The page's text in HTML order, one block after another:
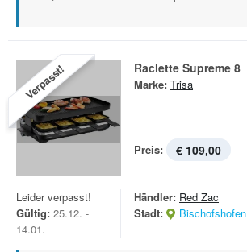
Verpasst! Raclette Supreme 8
Marke: Trisa
Preis: € 109,00
Leider verpasst!
Gültig: 25.12. -
14.01.
Händler: Red Zac
Stadt:
Bischofshofen